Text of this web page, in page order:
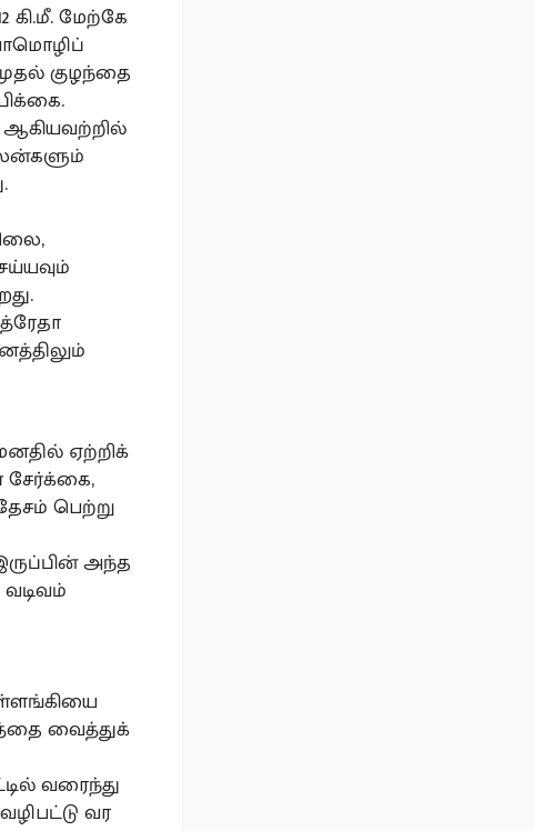
மேற்கே
குழந்தை
ஏற்றிக்
சேர்க்கை,
பெற்று
அந்த
வைத்துக்
வரைந்து
வர